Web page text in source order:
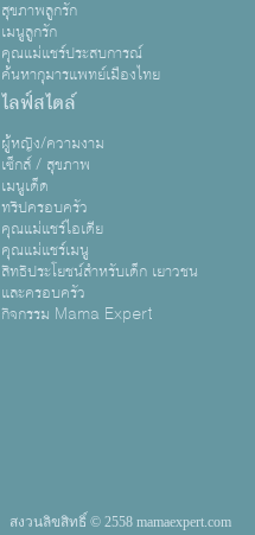
สุขภาพลูกรัก
เมนูลูกรัก
คุณแม่แชร์ประสบการณ์
ค้นหากุมารแพทย์เมืองไทย
ไลฟ์สไตล์
ผู้หญิง/ความงาม
เซ็กส์ / สุขภาพ
เมนูเด็ด
ทริปครอบครัว
คุณแม่แชร์ไอเดีย
คุณแม่แชร์เมนู
สิทธิประโยชน์สำหรับเด็ก เยาวชน
และครอบครัว
กิจกรรม Mama Expert
สงวนลิขสิทธิ์ © 2558 mamaexpert.com